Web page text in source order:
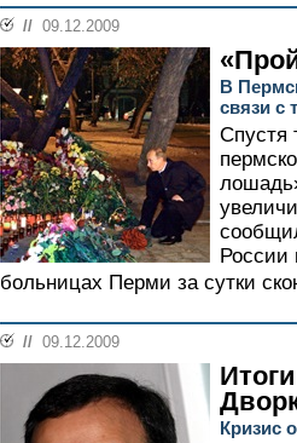
// 09.12.2009
В
связи с
Спустя
России
больницах Перми за сутки
// 09.12.2009
Кризис